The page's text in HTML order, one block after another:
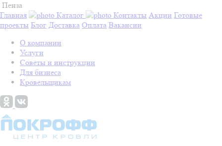
Пенза
Главная
Каталог Контакты Акции Готовые
проекты Блог Доставка Оплата Вакансии
О компании
Услуги
Советы и инструкции
Для бизнеса
Кровельщикам